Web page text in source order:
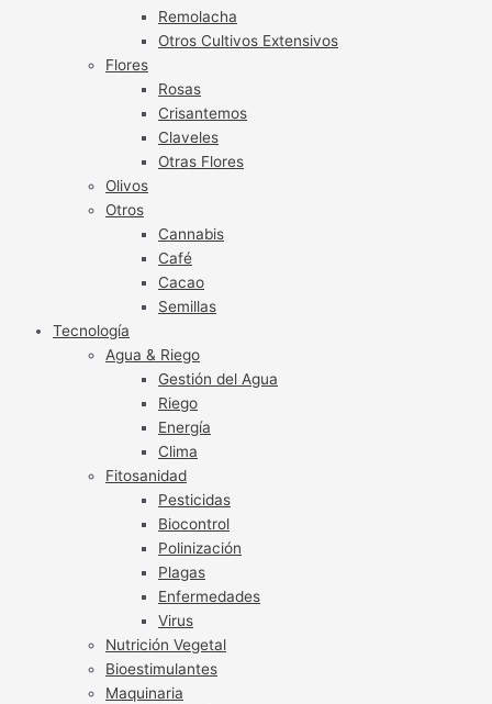
Remolacha
Otros Cultivos Extensivos
Flores
Rosas
Crisantemos
Claveles
Otras Flores
Olivos
Otros
Cannabis
Café
Cacao
Semillas
Tecnología
Agua & Riego
Gestión del Agua
Riego
Energía
Clima
Fitosanidad
Pesticidas
Biocontrol
Polinización
Plagas
Enfermedades
Virus
Nutrición Vegetal
Bioestimulantes
Maquinaria